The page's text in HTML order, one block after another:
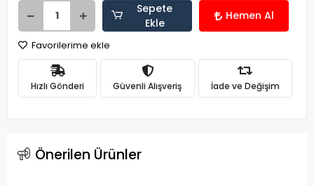
Sepete
Ekle
Hemen Al
Favorilerime ekle
Hızlı Gönderi Güvenli Alışveriş İade ve Değişim
Önerilen Ürünler